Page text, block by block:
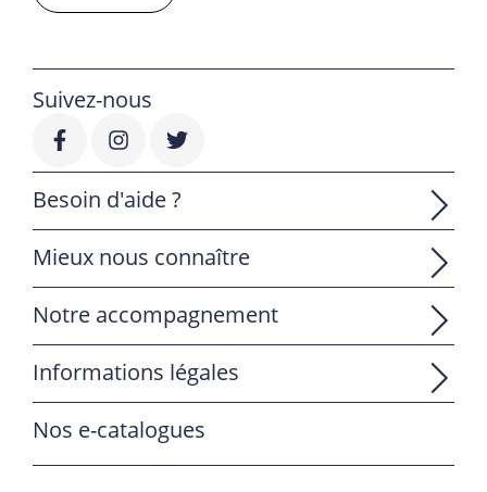
Suivez-nous
Besoin d'aide ?
Mieux nous connaître
Notre accompagnement
Informations légales
Nos e-catalogues